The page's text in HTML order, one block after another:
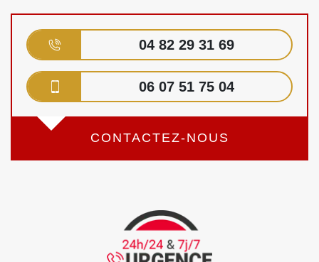
04 82 29 31 69
06 07 51 75 04
CONTACTEZ-NOUS